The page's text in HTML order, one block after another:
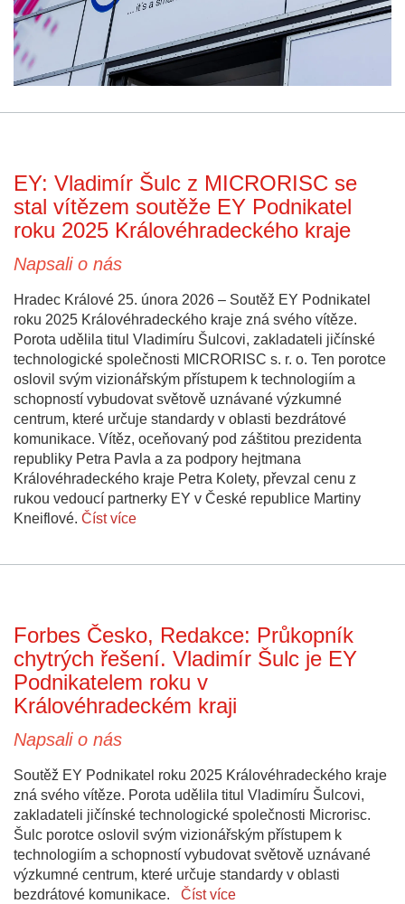
EY: Vladimír Šulc z MICRORISC se
stal vítězem soutěže EY Podnikatel
roku 2025 Královéhradeckého kraje
Napsali o nás
Hradec Králové 25. února 2026 – Soutěž EY Podnikatel
roku 2025 Královéhradeckého kraje zná svého vítěze.
Porota udělila titul Vladimíru Šulcovi, zakladateli jičínské
technologické společnosti MICRORISC s. r. o. Ten porotce
oslovil svým vizionářským přístupem k technologiím a
schopností vybudovat světově uznávané výzkumné
centrum, které určuje standardy v oblasti bezdrátové
komunikace. Vítěz, oceňovaný pod záštitou prezidenta
republiky Petra Pavla a za podpory hejtmana
Královéhradeckého kraje Petra Kolety, převzal cenu z
rukou vedoucí partnerky EY v České republice Martiny
Kneiflové. Číst více
Forbes Česko, Redakce: Průkopník
chytrých řešení. Vladimír Šulc je EY
Podnikatelem roku v
Královéhradeckém kraji
Napsali o nás
Soutěž EY Podnikatel roku 2025 Královéhradeckého kraje
zná svého vítěze. Porota udělila titul Vladimíru Šulcovi,
zakladateli jičínské technologické společnosti Microrisc.
Šulc porotce oslovil svým vizionářským přístupem k
technologiím a schopností vybudovat světově uznávané
výzkumné centrum, které určuje standardy v oblasti
bezdrátové komunikace. Číst více